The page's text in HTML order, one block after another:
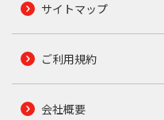
サイトマップ
ご利用規約
会社概要